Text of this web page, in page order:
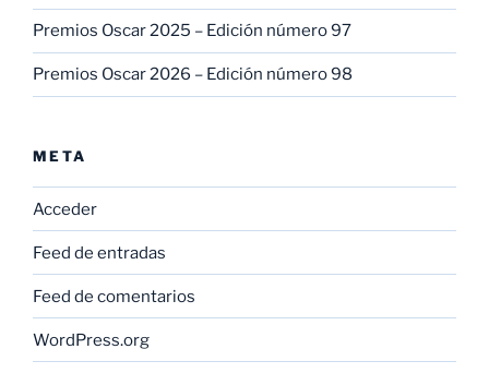
Premios Oscar 2025 – Edición número 97
Premios Oscar 2026 – Edición número 98
META
Acceder
Feed de entradas
Feed de comentarios
WordPress.org